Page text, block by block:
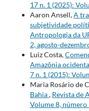
17 n. 1 (2025):
Aaron Ansell,A
subjetividade
Antropologia da
2, agosto-
Luiz Costa,
Amazônia
7 n. 1 (2015):
Maria Rosário de
Bahia, Revista de
Volume 8, número